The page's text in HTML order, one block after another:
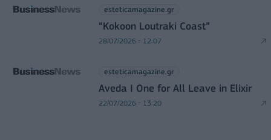
esteticamagazine.gr
“Kokoon Loutraki Coast”
28/07/2026 - 12:07
esteticamagazine.gr
Aveda I One for All Leave in Elixir
22/07/2026 - 13:20